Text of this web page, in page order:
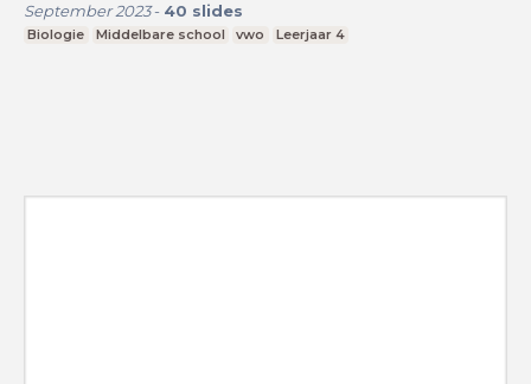
September 2023- 40 slides
Biologie Middelbare school vwo Leerjaar 4